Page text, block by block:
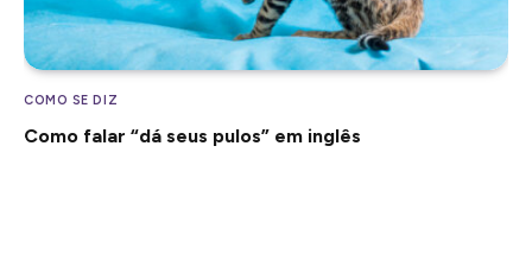
COMO SE DIZ
Como falar “dá seus pulos” em inglês